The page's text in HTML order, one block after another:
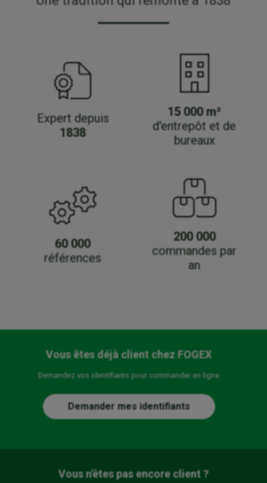
Expert depuis
1838
15 000 m²
d'entrepôt et de
bureaux
60 000
références
200 000
commandes par
an
Vous êtes déjà client chez FOGEX
Demandez vos identifiants pour commander en ligne
Demander mes identifiants
Vous n'êtes pas encore client ?